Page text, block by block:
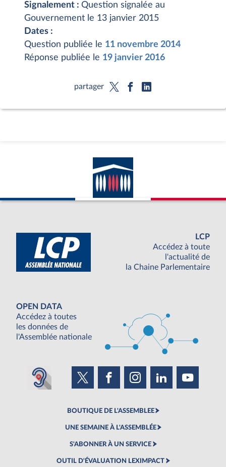
Signalement : Question signalée au
Gouvernement le 13 janvier 2015
Dates :
Question publiée le 11 novembre 2014
Réponse publiée le 19 janvier 2016
partager
LCP
Accédez à toute
l'actualité de
la Chaine Parlementaire
OPEN DATA
Accédez à toutes
les données de
l'Assemblée nationale
BOUTIQUE DE L'ASSEMBLEE
UNE SEMAINE À L'ASSEMBLÉE
S'ABONNER À UN SERVICE
OUTIL D'ÉVALUATION LEXIMPACT